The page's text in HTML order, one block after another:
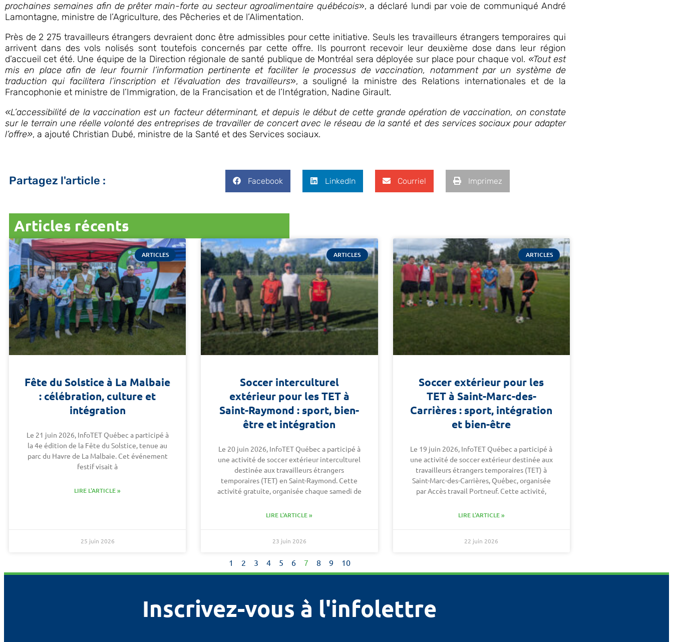
prochaines semaines afin de prêter main-forte au secteur agroalimentaire québécois», a déclaré lundi par voie de communiqué André
Lamontagne, ministre de l’Agriculture, des Pêcheries et de l’Alimentation.
Près de 2 275 travailleurs étrangers devraient donc être admissibles pour cette initiative. Seuls les travailleurs étrangers temporaires qui
arrivent dans des vols nolisés sont toutefois concernés par cette offre. Ils pourront recevoir leur deuxième dose dans leur région
d’accueil cet été. Une équipe de la Direction régionale de santé publique de Montréal sera déployée sur place pour chaque vol. «Tout est
mis en place afin de leur fournir l’information pertinente et faciliter le processus de vaccination, notamment par un système de
traduction qui facilitera l’inscription et l’évaluation des travailleurs», a souligné la ministre des Relations internationales et de la
Francophonie et ministre de l’Immigration, de la Francisation et de l’Intégration, Nadine Girault.
«L’accessibilité de la vaccination est un facteur déterminant, et depuis le début de cette grande opération de vaccination, on constate
sur le terrain une réelle volonté des entreprises de travailler de concert avec le réseau de la santé et des services sociaux pour adapter
l’offre», a ajouté Christian Dubé, ministre de la Santé et des Services sociaux.
Partagez l'article : Facebook LinkedIn Courriel Imprimez
Articles récents
ARTICLES
Fête du Solstice à La Malbaie
: célébration, culture et
intégration
Le 21 juin 2026, InfoTET Québec a participé à
la 4e édition de la Fête du Solstice, tenue au
parc du Havre de La Malbaie. Cet événement
festif visait à
LIRE L'ARTICLE »
25 juin 2026
ARTICLES
Soccer interculturel
extérieur pour les TET à
Saint-Raymond : sport, bien-
être et intégration
Le 20 juin 2026, InfoTET Québec a participé à
une activité de soccer extérieur interculturel
destinée aux travailleurs étrangers
temporaires (TET) en Saint-Raymond. Cette
activité gratuite, organisée chaque samedi de
LIRE L'ARTICLE »
23 juin 2026
ARTICLES
Soccer extérieur pour les
TET à Saint-Marc-des-
Carrières : sport, intégration
et bien-être
Le 19 juin 2026, InfoTET Québec a participé à
une activité de soccer extérieur destinée aux
travailleurs étrangers temporaires (TET) à
Saint-Marc-des-Carrières, Québec, organisée
par Accès travail Portneuf. Cette activité,
LIRE L'ARTICLE »
22 juin 2026
1 2 3 4 5 6 7 8 9 10
Inscrivez-vous à l'infolettre